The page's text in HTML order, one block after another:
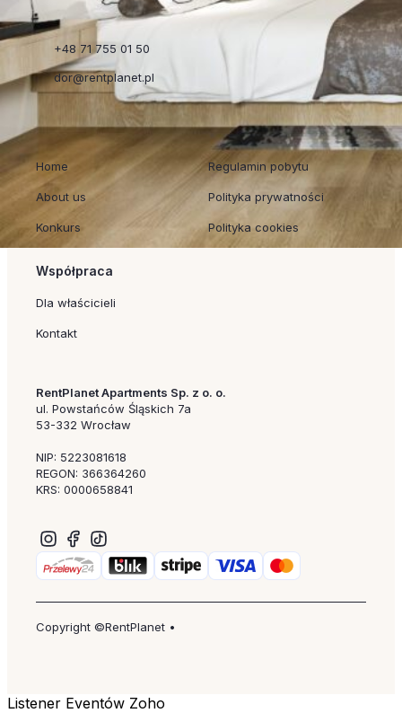
+48 71 755 01 50
dor@rentplanet.pl
Szybkie linki
Home
About us
Konkurs
Regulaminy
Regulamin pobytu
Polityka prywatności
Polityka cookies
Współpraca
Dla właścicieli
Kontakt
RentPlanet Apartments Sp. z o. o.
ul. Powstańców Śląskich 7a
53-332 Wrocław
NIP: 5223081618
REGON: 366364260
KRS: 0000658841
Copyright ©RentPlanet •
Listener Eventów Zoho